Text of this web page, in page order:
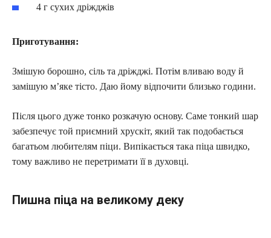
4 г сухих дріжджів
Приготування:
Змішую борошно, сіль та дріжджі. Потім вливаю воду й
замішую м’яке тісто. Даю йому відпочити близько години.
Після цього дуже тонко розкачую основу. Саме тонкий шар
забезпечує той приємний хрускіт, який так подобається
багатьом любителям піци. Випікається така піца швидко,
тому важливо не перетримати її в духовці.
Пишна піца на великому деку